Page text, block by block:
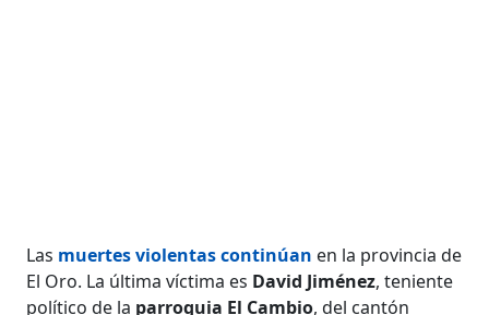
Las muertes violentas continúan en la provincia de
El Oro. La última víctima es David Jiménez, teniente
político de la parroquia El Cambio, del cantón